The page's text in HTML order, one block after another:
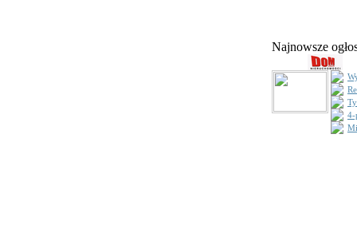
Najnowsze
4-